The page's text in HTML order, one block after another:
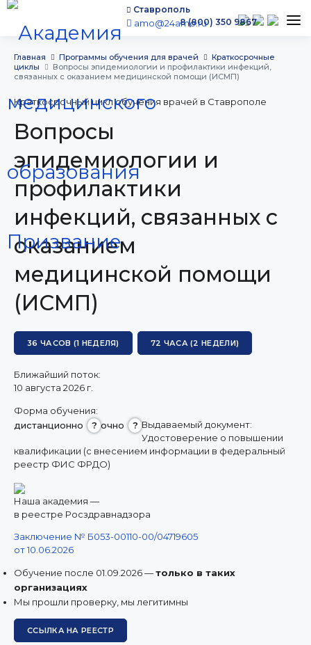
8 (800) 350 9867
Ставрополь
amo@24amo.ru
Условия обучения
Для работодателей
Наши мероприятия
Сведения об образовательной организации
Новости
проспект Кулакова, 10д
amo@24amo.ru
ПЕРЕЙТИ НА ПОРТАЛ ДИСТАНЦИОННОГО ОБУЧЕНИЯ
Главная Программы обучения для врачей
Краткосрочные
циклы
Вопросы эпидемиологии и профилактики инфекций,
связанных с оказанием медицинской помощи (ИСМП)
Краткосрочный цикл обучения врачей в Ставрополе
Вопросы
эпидемиологии и
профилактики
инфекций, связанных с
оказанием
медицинской помощи
(ИСМП)
36 ЧАСОВ (1 НЕДЕЛЯ) 72 ЧАСА (2 НЕДЕЛИ)
Ближайший поток:
10 августа 2026 г.
Форма обучения:
дистанционно
? очно ? Выдаваемый документ:
Удостоверение о повышении
квалификации (с внесением информации в федеральный
реестр ФИС ФРДО)
Наша академия —
в реестре Росздравнадзора
Заключение № Б053-00110-00/04719605
от 10.06.2026
Обучение после 01.09.2026 —только в таких
организациях
Мы прошли проверку, мы легитимны
ССЫЛКА НА РЕЕСТР